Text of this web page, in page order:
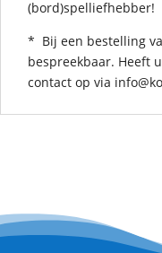
(bord)spelliefhebber!
* Bij een bestelling
bespreekbaar. Heeft
contact op via